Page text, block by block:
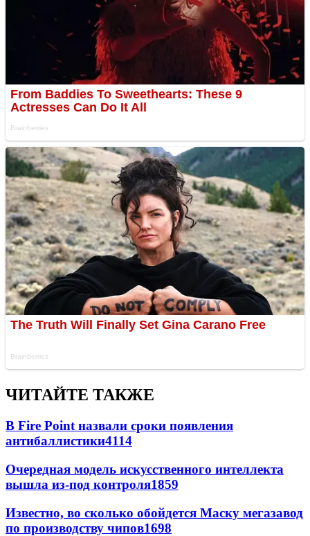
ЧИТАЙТЕ ТАКЖЕ
В Fire Point назвали сроки появления
антибаллистики4114
Очередная модель искусственного интеллекта
вышла из-под контроля1859
Известно, во сколько обойдется Маску мегазавод
по производству чипов1698